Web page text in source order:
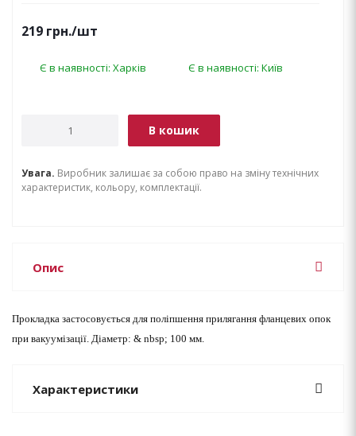
219 грн./шт
Є в наявності: Харків Є в наявності: Київ
В кошик
Увага. Виробник залишає за собою право на зміну технічних
характеристик, кольору, комплектації.
Опис
Прокладка застосовується для поліпшення прилягання фланцевих опок
при вакуумізації. Діаметр: & nbsp; 100 мм.
Характеристики